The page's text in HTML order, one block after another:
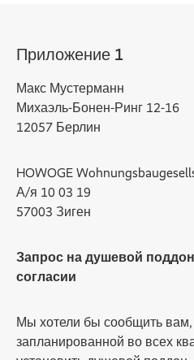
Приложение 1
Макс Мустерманн
Михаэль-Бонен-Ринг 12-16
12057 Берлин
HOWOGE
А/я 10 03 19
57003 Зиген
Запрос на душевой
согласии
Мы хотели бы сообщить
запланированной во всех